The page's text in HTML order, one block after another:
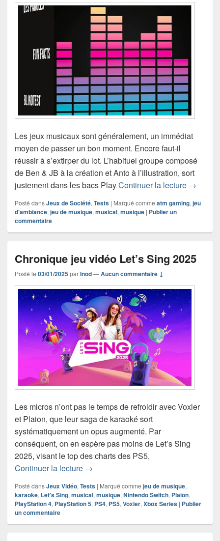
Les jeux musicaux sont généralement, un immédiat
moyen de passer un bon moment. Encore faut-il
réussir à s’extirper du lot. L’habituel groupe composé
de Ben & JB à la création et Anto à l’illustration, sort
justement dans les bacs PlayContinuer la lecture →
Posté dansJeux de Société, Tests | Marqué comme atm gaming, jeu
d'ambiance, jeu de musique, musical, musique | Publier un
commentaire
Chronique jeu vidéo Let’s Sing 2025
Posté le 03/01/2025parInod—Aucun commentaire ↓
Les micros n’ont pas le temps de refroidir avec Voxler
et Plaion, que leur saga de karaoké sort
systématiquement un opus augmenté. Par
conséquent, on en espère pas moins de Let’s Sing
2025, visant le top des charts des PS5,
Continuer la lecture Chronique jeu vidéo Let’s Sing 2025
→
Posté dansJeux Vidéo, Tests | Marqué comme jeu de musique,
karaoke, Let's Sing, musical, musique, Nintendo Switch, Plaion,
PlayStation 4, PlayStation 5, PS4, PS5, Voxler, Xbox Series | Publier
un commentaire